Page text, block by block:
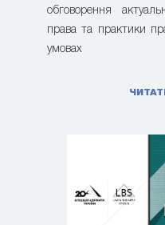
обговорення
права та практики
умовах